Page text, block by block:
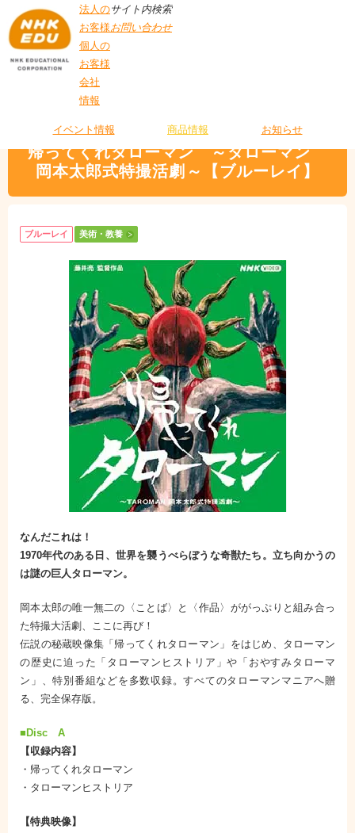
法人の
お客様
個人の
お客様
会社
情報
サイト内検索
お問い合わせ
イベント情報 商品情報 お知らせ
特撮活劇～【ブルーレイ】
帰ってくれタローマン ～タローマン
岡本太郎式特撮活劇～【ブルーレイ】
ブルーレイ 美術・教養
なんだこれは！
1970年代のある日、世界を襲うべらぼうな奇獣たち。立ち向かうの
は謎の巨人タローマン。
岡本太郎の唯一無二の〈ことば〉と〈作品〉ががっぷりと組み合っ
た特撮大活劇、ここに再び！
伝説の秘蔵映像集「帰ってくれタローマン」をはじめ、タローマン
の歴史に迫った「タローマンヒストリア」や「おやすみタローマ
ン」、特別番組などを多数収録。すべてのタローマンマニアへ贈
る、完全保存版。
■Disc A
【収録内容】
・帰ってくれタローマン
・タローマンヒストリア
【特典映像】